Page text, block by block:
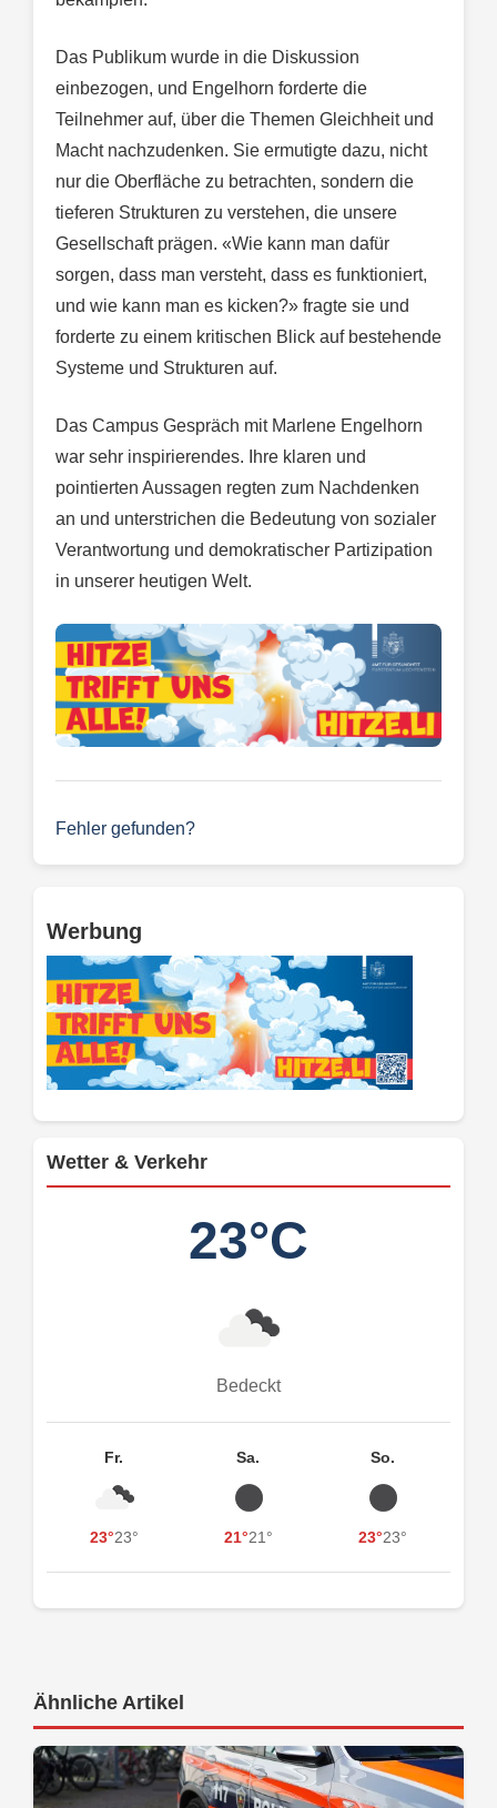
Das Publikum wurde in die Diskussion
einbezogen, und Engelhorn forderte die
Teilnehmer auf, über die Themen Gleichheit und
Macht nachzudenken. Sie ermutigte dazu, nicht
nur die Oberfläche zu betrachten, sondern die
tieferen Strukturen zu verstehen, die unsere
Gesellschaft prägen. «Wie kann man dafür
sorgen, dass man versteht, dass es funktioniert,
und wie kann man es kicken?» fragte sie und
forderte zu einem kritischen Blick auf bestehende
Systeme und Strukturen auf.
Das Campus Gespräch mit Marlene Engelhorn
war sehr inspirierendes. Ihre klaren und
pointierten Aussagen regten zum Nachdenken
an und unterstrichen die Bedeutung von sozialer
Verantwortung und demokratischer Partizipation
in unserer heutigen Welt.
Fehler gefunden?
Werbung
Wetter & Verkehr
23°C
Bedeckt
Fr.
23°23°
Sa.
21°21°
So.
23°23°
Ähnliche Artikel